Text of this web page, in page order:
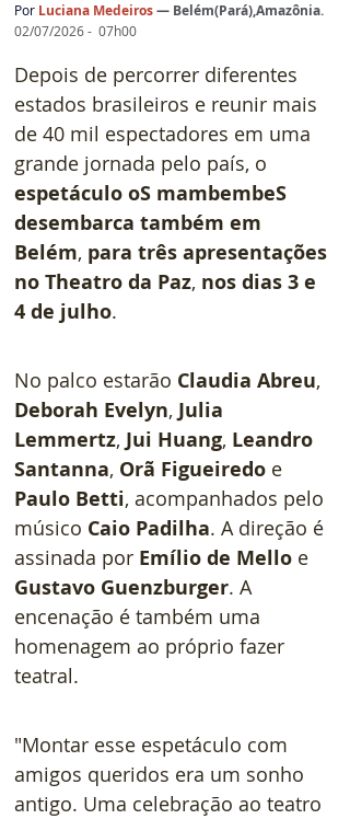
Por Luciana Medeiros— Belém(Pará),Amazônia.
02/07/2026 -  07h00
Depois de percorrer diferentes
estados brasileiros e reunir mais
de 40 mil espectadores em uma
grande jornada pelo país, o
espetáculo oS mambembeS
desembarca também em
Belém, para três apresentações
no Theatro da Paz, nos dias 3 e
4 de julho.
No palco estarão Claudia Abreu,
Deborah Evelyn, Julia
Lemmertz, Jui Huang, Leandro
Santanna, Orã Figueiredo e
Paulo Betti, acompanhados pelo
músico Caio Padilha. A direção é
assinada por Emílio de Mello e
Gustavo Guenzburger. A
encenação é também uma
homenagem ao próprio fazer
teatral.
"Montar esse espetáculo com
amigos queridos era um sonho
antigo. Uma celebração ao teatro